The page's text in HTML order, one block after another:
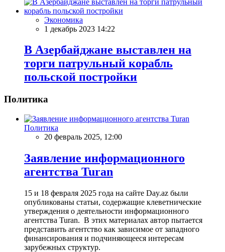
Экономика
1 декабрь 2023 14:22
В Азербайджане выставлен на
торги патрульный корабль
польской постройки
Политика
Политика
20 февраль 2025, 12:00
Заявление информационного
агентства Turan
15 и 18 февраля 2025 года на сайте Day.az были
опубликованы статьи, содержащие клеветнические
утверждения о деятельности информационного
агентства Turan. В этих материалах автор пытается
представить агентство как зависимое от западного
финансирования и подчиняющееся интересам
зарубежных структур.